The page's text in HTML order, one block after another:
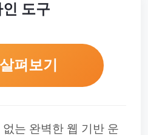
도구
펴보기
는 완벽한 웹 기반 운